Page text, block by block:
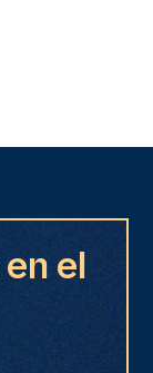
el